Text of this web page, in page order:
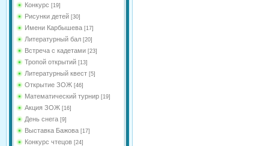
Конкурс [19]
Рисунки детей [30]
Имени Карбышева [17]
Литературный бал [20]
Встреча с кадетами [23]
Тропой открытий [13]
Литературный квест [5]
Открытие ЗОЖ [46]
Математический турнир [19]
Акция ЗОЖ [16]
День снега [9]
Выставка Бажова [17]
Конкурс чтецов [24]